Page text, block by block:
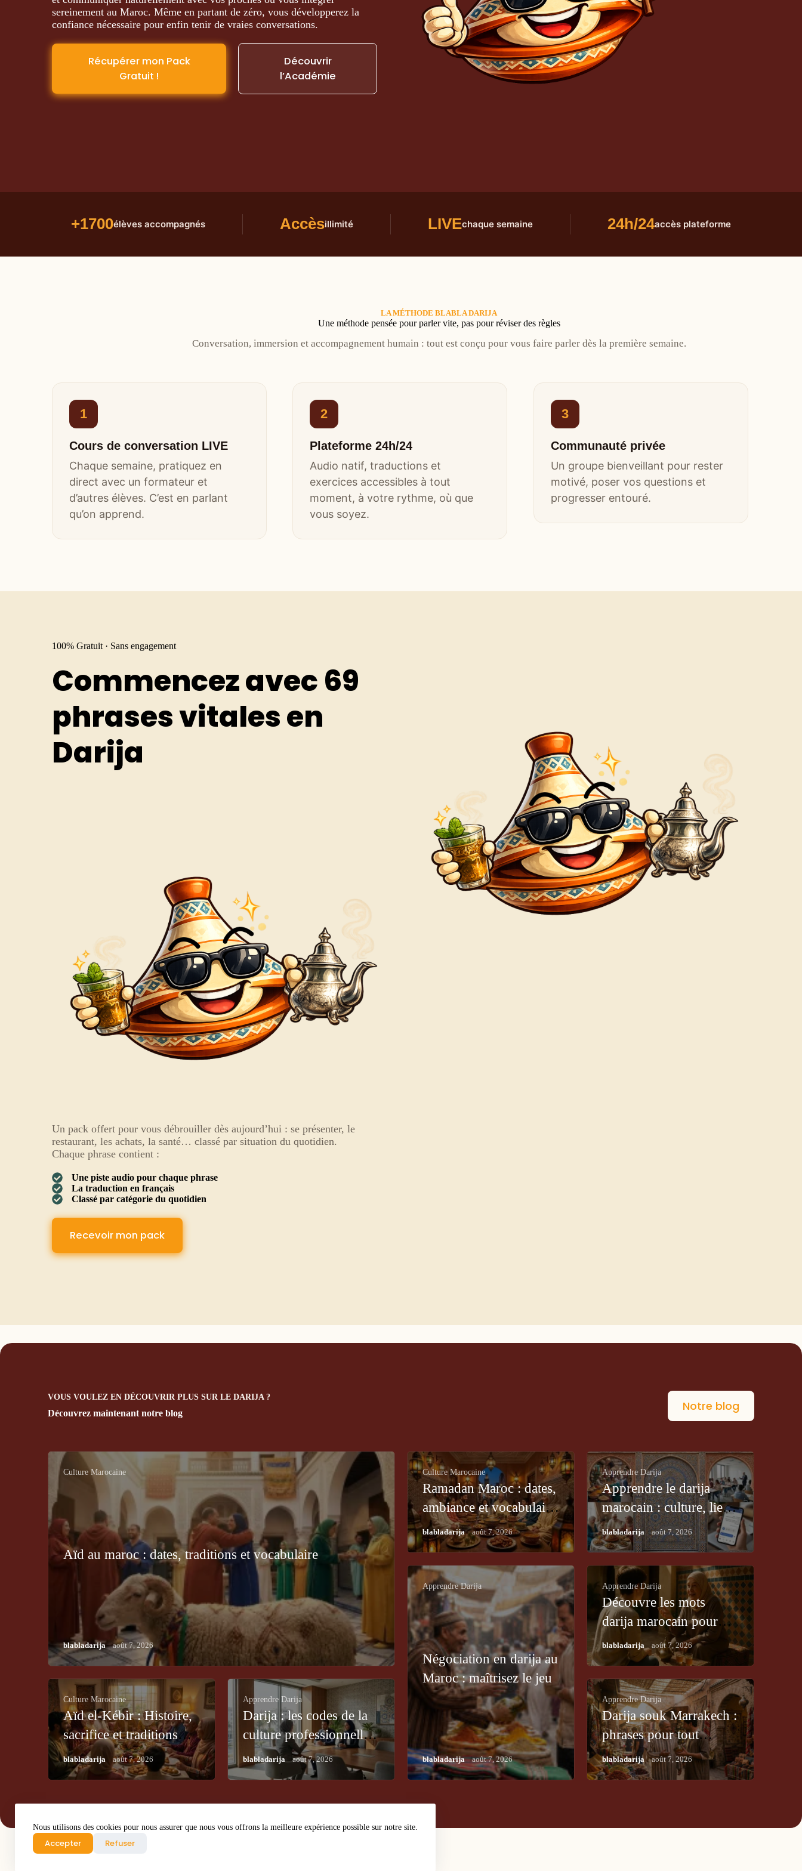
Nous utilisons des cookies pour nous assurer que nous vous offrons la meilleure expérience possible sur notre site.
Accepter Refuser
sereinement au Maroc. Même en partant de zéro, vous développerez la
confiance nécessaire pour enfin tenir de vraies conversations.
Récupérer mon Pack
Gratuit !
Découvrir
l’Académie
+1700élèves accompagnés Accèsillimité LIVEchaque semaine 24h/24accès plateforme
LA MÉTHODE BLABLA DARIJA
Une méthode pensée pour parler vite, pas pour réviser des règles
Conversation, immersion et accompagnement humain : tout est conçu pour vous faire parler dès la première semaine.
1
Cours de conversation LIVE
Chaque semaine, pratiquez en
direct avec un formateur et
d’autres élèves. C’est en parlant
qu’on apprend.
2
Plateforme 24h/24
Audio natif, traductions et
exercices accessibles à tout
moment, à votre rythme, où que
vous soyez.
3
Communauté privée
Un groupe bienveillant pour rester
motivé, poser vos questions et
progresser entouré.
100% Gratuit · Sans engagement
Commencez avec 69
phrases vitales en
Darija
Un pack offert pour vous débrouiller dès aujourd’hui : se présenter, le
restaurant, les achats, la santé… classé par situation du quotidien.
Chaque phrase contient :
Une piste audio pour chaque phrase
La traduction en français
Classé par catégorie du quotidien
Recevoir mon pack
VOUS VOULEZ EN DÉCOUVRIR PLUS SUR LE DARIJA ?
Découvrez maintenant notre blog Notre blog
Culture Marocaine
Aïd au maroc : dates, traditions et vocabulaire
blabladarija /août 7, 2026
Culture Marocaine
Ramadan Maroc : dates,
ambiance et vocabulaire
darija
blabladarija /août 7, 2026
Apprendre Darija
Apprendre le darija
marocain : culture, liens,
opportunités
blabladarija /août 7, 2026
Apprendre Darija
Négociation en darija au
Maroc : maîtrisez le jeu
blabladarija /août 7, 2026
Apprendre Darija
Découvre les mots
darija marocain pour
relier tes racines
blabladarija août 7, 2026
Culture Marocaine
Aïd el-Kébir : Histoire,
sacrifice et traditions
pour 2025
blabladarija août 7, 2026
Apprendre Darija
Darija : les codes de la
culture professionnelle
au Maroc
blabladarija /août 7, 2026
Apprendre Darija
Darija souk Marrakech :
phrases pour tout
négocier [2026]
blabladarija /août 7, 2026